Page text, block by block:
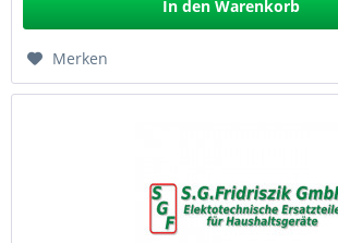
In den Warenkorb
Merken